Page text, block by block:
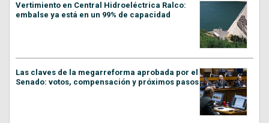
Vertimiento en Central Hidroeléctrica Ralco:
embalse ya está en un 99% de capacidad
Las claves de la megarreforma aprobada por el
Senado: votos, compensación y próximos pasos